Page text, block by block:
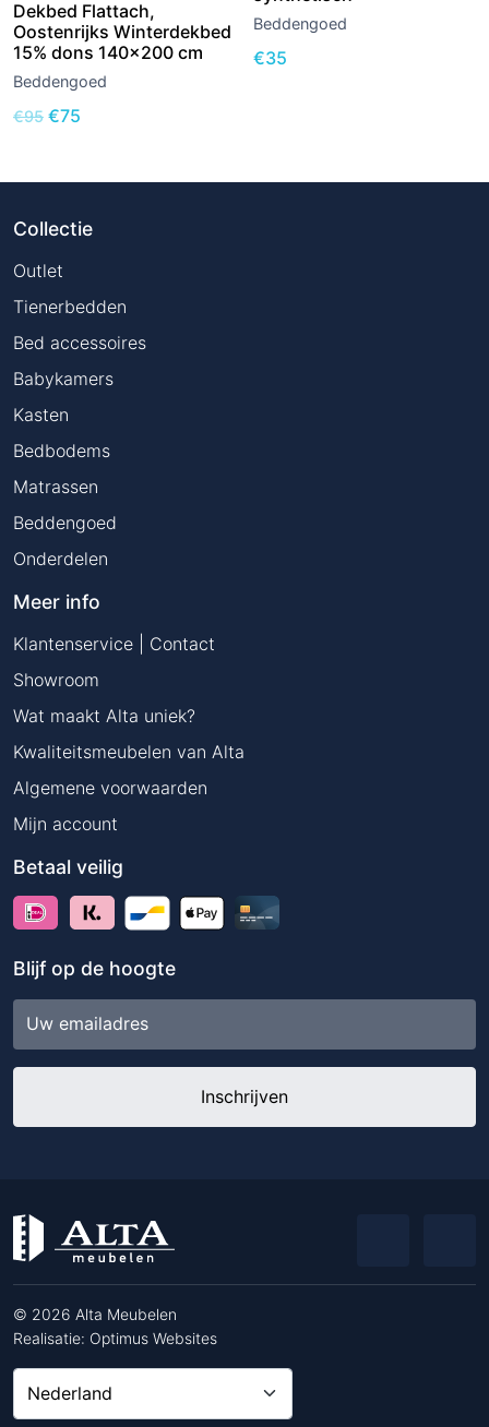
Dekbed Flattach,
Oostenrijks Winterdekbed
15% dons 140×200 cm
Beddengoed
€95 Oorspronkelijke
€75
Beddengoed
€35
Collectie
Outlet
Tienerbedden
Bed accessoires
Babykamers
Kasten
Bedbodems
Matrassen
Beddengoed
Onderdelen
Meer info
Klantenservice | Contact
Showroom
Wat maakt Alta uniek?
Kwaliteitsmeubelen van Alta
Algemene voorwaarden
Mijn account
Betaal veilig
Blijf op de hoogte
mailadres
© 2026 Alta Meubelen
Realisatie: Optimus Websites